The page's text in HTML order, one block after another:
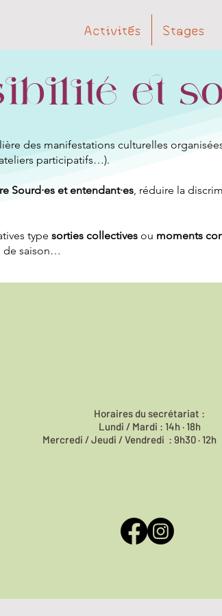
Activités Stages
et
des manifestations culturelles
participatifs…).
Sourd·es et entendant·es, réduire la
type sorties collectives ou moments
de saison…
Horaires du secrétariat :
Lundi / Mardi : 14h · 18h
Mercredi / Jeudi / Vendredi : 9h30 · 12h